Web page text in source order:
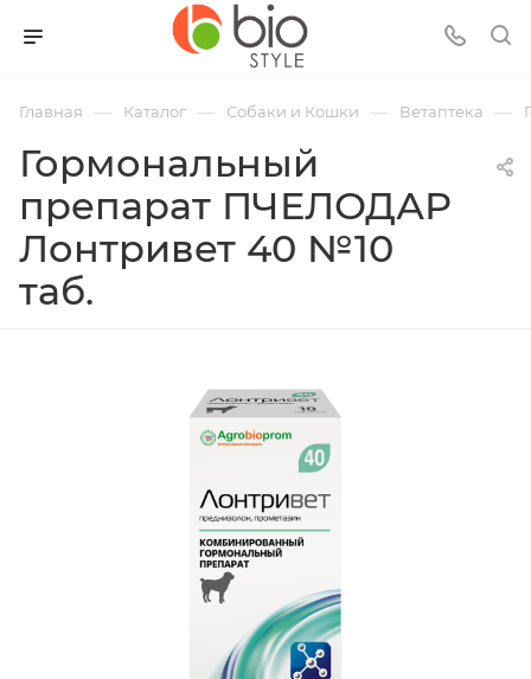
Главная — Каталог — Собаки и Кошки — Ветаптека —
Гормональный
препарат ПЧЕЛОДАР
Лонтривет 40 №10
таб.